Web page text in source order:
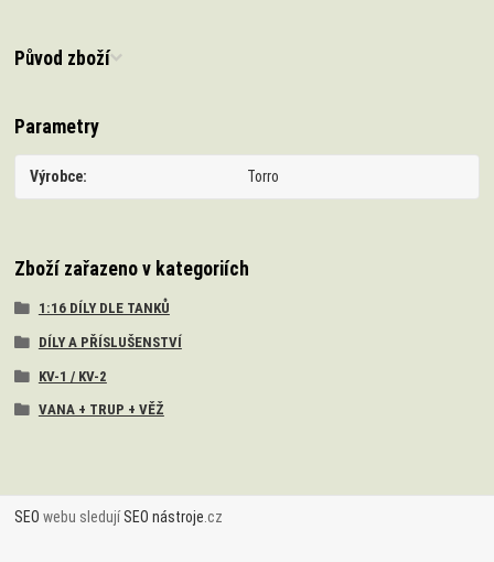
Původ zboží
Parametry
Výrobce Torro
Zboží zařazeno v kategoriích
1:16 DÍLY DLE TANKŮ
DÍLY A PŘÍSLUŠENSTVÍ
KV-1 / KV-2
VANA + TRUP + VĚŽ
SEO webu sledujíSEO nástroje .cz